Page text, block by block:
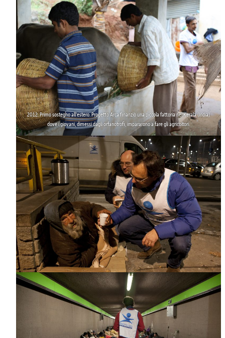
2012. Primo sostegno all’estero. Progetto Arca finanziò una piccola fattoria nel Kerala (India)
dove i giovani, dimessi dagli orfanotrofi, impararono a fare gli agricoltori.